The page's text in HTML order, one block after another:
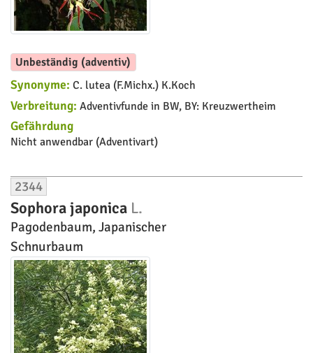
Unbeständig (adventiv)
Synonyme: C. lutea (F.Michx.) K.Koch
Verbreitung: Adventivfunde in BW, BY: Kreuzwertheim
Gefährdung
Nicht anwendbar (Adventivart)
2344
Sophora japonica L.
Pagodenbaum, Japanischer
Schnurbaum